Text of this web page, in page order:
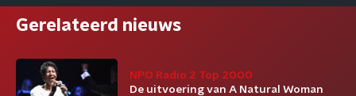
Gerelateerd nieuws
NPO Radio 2 Top 2000
De uitvoering van A Natural Woman